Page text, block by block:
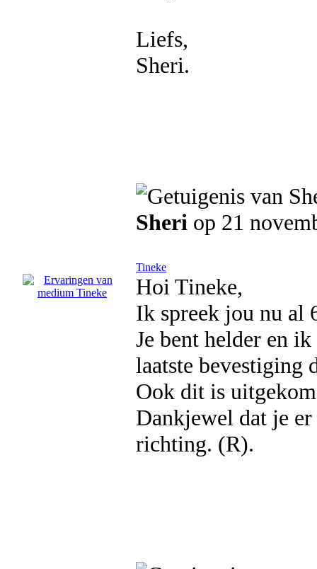
Liefs,
Sheri.
Sheri op 21
Tineke
Hoi Tineke,
Ik spreek jou nu al
Je bent helder en
laatste bevestiging
Ook dit is
Dankjewel dat je
richting. (R).